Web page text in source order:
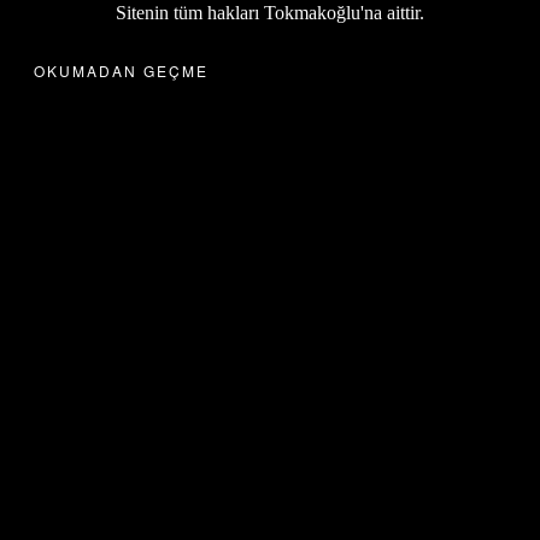
Sitenin tüm hakları Tokmakoğlu'na aittir.
OKUMADAN GEÇME